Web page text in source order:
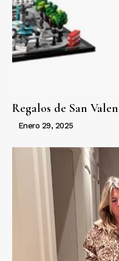
Regalos de San
Enero 29, 2025